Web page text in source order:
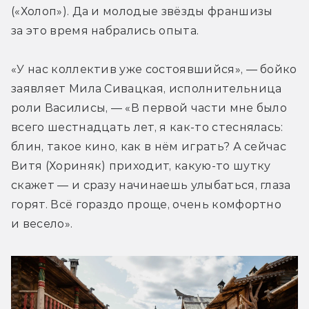
(«Холоп»). Да и молодые звёзды франшизы
за это время набрались опыта.
«У нас коллектив уже состоявшийся», — бойко
заявляет Мила Сивацкая, исполнительница
роли Василисы, — «В первой части мне было
всего шестнадцать лет, я как-то стеснялась:
блин, такое кино, как в нём играть? А сейчас
Витя (Хориняк) приходит, какую-то шутку
скажет — и сразу начинаешь улыбаться, глаза
горят. Всё гораздо проще, очень комфортно
и весело».